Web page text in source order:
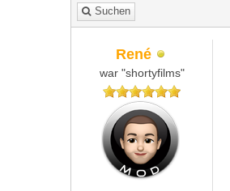
Suchen
René
war "shortyfilms"